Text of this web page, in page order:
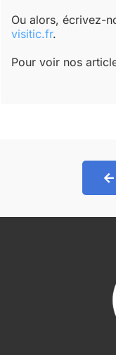
Ou alors, écrivez-
visitic.fr.
Pour voir nos